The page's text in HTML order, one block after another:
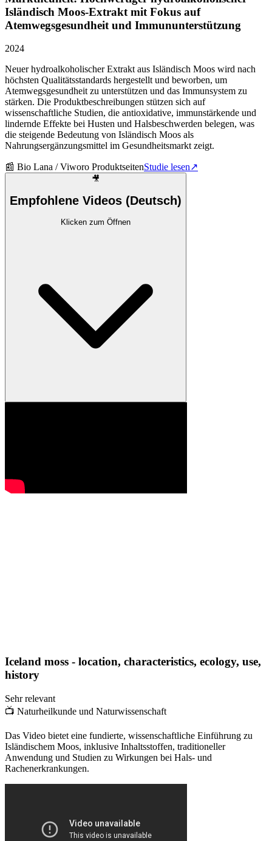
Isländisch Moos-Extrakt mit Fokus auf
Atemwegsgesundheit und Immununterstützung
2024
Neuer hydroalkoholischer Extrakt aus Isländisch Moos wird nach
höchsten Qualitätsstandards hergestellt und beworben, um
Atemwegsgesundheit zu unterstützen und das Immunsystem zu
stärken. Die Produktbeschreibungen stützen sich auf
wissenschaftliche Studien, die antioxidative, immunstärkende und
lindernde Effekte bei Husten und Halsbeschwerden belegen, was
die steigende Bedeutung von Isländisch Moos als
Nahrungsergänzungsmittel im Gesundheitsmarkt zeigt.
📰 Bio Lana / Viworo ProduktseitenStudie lesen↗
🎥
Empfohlene Videos (Deutsch)
Klicken zum Öffnen
Iceland moss - location, characteristics, ecology, use,
history
Sehr relevant
📺 Naturheilkunde und Naturwissenschaft
Das Video bietet eine fundierte, wissenschaftliche Einführung zu
Isländischem Moos, inklusive Inhaltsstoffen, traditioneller
Anwendung und Studien zu Wirkungen bei Hals- und
Rachenerkrankungen.